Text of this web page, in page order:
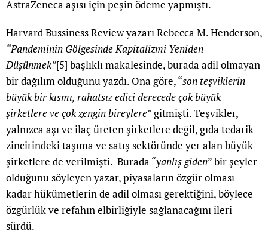
AstraZeneca aşısı için peşin ödeme yapmıştı.
Harvard Bussiness Review yazarı Rebecca M. Henderson,
“Pandeminin Gölgesinde Kapitalizmi Yeniden
Düşünmek”[5] başlıklı makalesinde, burada adil olmayan
bir dağılım olduğunu yazdı. Ona göre, “son teşviklerin
büyük bir kısmı, rahatsız edici derecede çok büyük
şirketlere ve çok zengin bireylere” gitmişti. Teşvikler,
yalnızca aşı ve ilaç üreten şirketlere değil, gıda tedarik
zincirindeki taşıma ve satış sektöründe yer alan büyük
şirketlere de verilmişti. Burada “yanlış giden” bir şeyler
olduğunu söyleyen yazar, piyasaların özgür olması
kadar hükümetlerin de adil olması gerektiğini, böylece
özgürlük ve refahın elbirliğiyle sağlanacağını ileri
sürdü.